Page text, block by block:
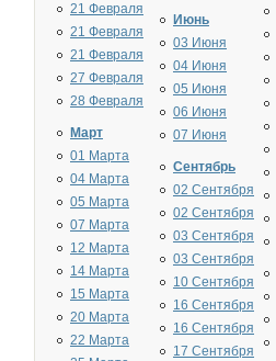
21 Февраля
21 Февраля
21 Февраля
27 Февраля
28 Февраля
Март
01 Марта
04 Марта
05 Марта
07 Марта
12 Марта
14 Марта
15 Марта
20 Марта
22 Марта
Июнь
03 Июня
04 Июня
05 Июня
06 Июня
07 Июня
Сентябрь
02 Сентября
02 Сентября
03 Сентября
03 Сентября
10 Сентября
16 Сентября
16 Сентября
17 Сентября